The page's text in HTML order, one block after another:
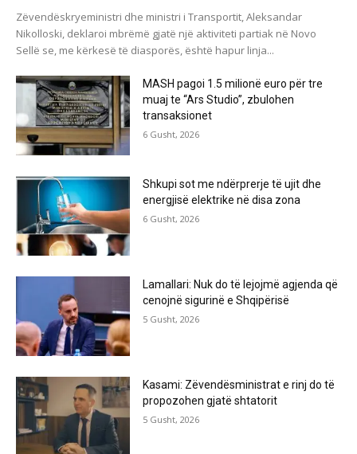
Zëvendëskryeministri dhe ministri i Transportit, Aleksandar
Nikolloski, deklaroi mbrëmë gjatë një aktiviteti partiak në Novo
Sellë se, me kërkesë të diasporës, është hapur linja...
MASH pagoi 1.5 milionë euro për tre
muaj te “Ars Studio”, zbulohen
transaksionet
6 Gusht, 2026
Shkupi sot me ndërprerje të ujit dhe
energjisë elektrike në disa zona
6 Gusht, 2026
Lamallari: Nuk do të lejojmë agjenda që
cenojnë sigurinë e Shqipërisë
5 Gusht, 2026
Kasami: Zëvendësministrat e rinj do të
propozohen gjatë shtatorit
5 Gusht, 2026